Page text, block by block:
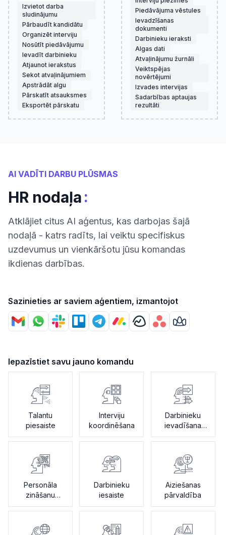
Izvietot darba
sludinājumu
Pārbaudīt kandidātu
Organizēt interviju
Nosūtīt piedāvājumu
Ievadīt darbinieku
Atjaunot ierakstus
Sekot atvaļinājumiem
Apstrādāt algu
Pārskatīt atsauksmes
Eksportēt pārskatu
Piedāvājuma vēstules
Ievadzīšanas
dokumenti
Darbinieku ieraksti
Algas dati
Atvaļinājumu žurnāli
Veiktspējas
novērtējumi
Izvades intervijas
Sadarbības aptaujas
rezultāti
AI VADĪTI DARBU PLŪSMAS
HR nodaļa:
Atklājiet citus AI aģentus, kas darbojas šajā
nodaļā - katrs radīts, lai veiktu specifiskus
uzdevumus un vienkāršotu jūsu komandas
ikdienas darbības.
Sazinieties ar saviem aģentiem, izmantojot
Iepazīstiet savu jauno komandu
Talantu
piesaiste
Interviju
koordinēšana
Darbinieku
ievadīšana
darbā
Personāla
zināšanu
asistents
Darbinieku
iesaiste
Aiziešanas
pārvaldība